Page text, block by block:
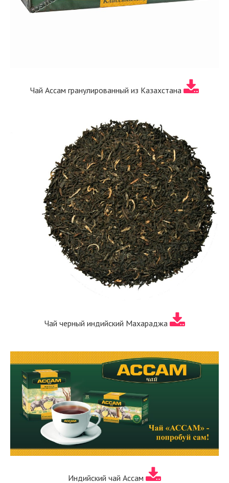
Чай Ассам гранулированный из Казахстана
Чай черный индийский Махараджа
Индийский чай Ассам